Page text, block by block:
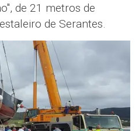
de 21 metros de
de Serantes.